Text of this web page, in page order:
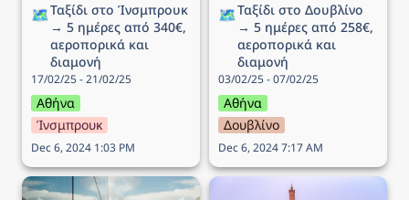
🗺️Ταξίδι στo Ίνσμπρουκ
→ 5 ημέρες από 340€,
αεροπορικά και
διαμονή
17/02/25 - 21/02/25
Αθήνα
Ίνσμπρουκ
Dec 6, 2024 1:03 PM
🗺️Ταξίδι στο Δουβλίνο
→ 5 ημέρες από 258€,
αεροπορικά και
διαμονή
03/02/25 - 07/02/25
Αθήνα
Δουβλίνο
Dec 6, 2024 7:17 AM
Ταξίδι στο Όσλο → 6
Ταξίδι στην Μπολόνια →